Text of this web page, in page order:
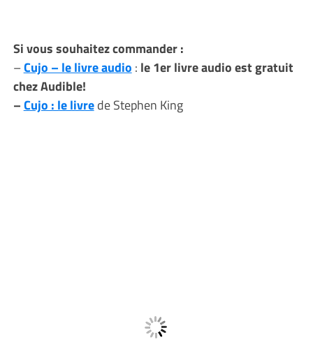
Si vous souhaitez commander :
–Cujo – le livre audio : le 1er livre audio est gratuit
chez Audible!
–Cujo : le livrede Stephen King